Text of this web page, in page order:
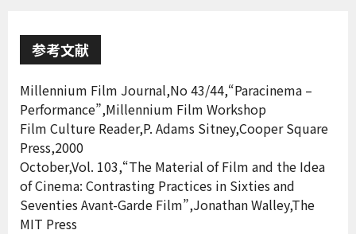
参考文献
Millennium Film Journal,No 43/44,“Paracinema –
Performance”,Millennium Film Workshop
Film Culture Reader,P. Adams Sitney,Cooper Square
Press,2000
October,Vol. 103,“The Material of Film and the Idea
of Cinema: Contrasting Practices in Sixties and
Seventies Avant-Garde Film”,Jonathan Walley,The
MIT Press